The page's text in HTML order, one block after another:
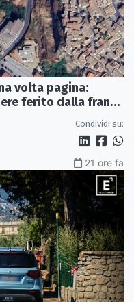
volta pagina:
ferito dalla frana
Condividi su:
21 ore fa